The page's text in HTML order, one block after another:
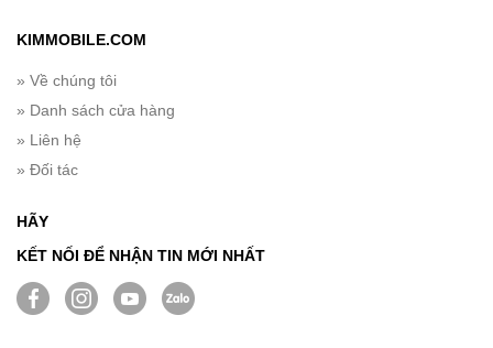
KIMMOBILE.COM
» Về chúng tôi
» Danh sách cửa hàng
» Liên hệ
» Đối tác
HÃY
KẾT NỐI ĐỂ NHẬN TIN MỚI NHẤT